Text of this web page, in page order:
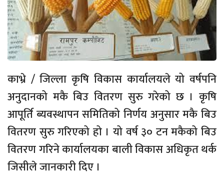
काभ्रे / जिल्ला कृषि विकास कार्यालयले यो वर्षपनि
अनुदानको मकै बिउ वितरण सुरु गरेको छ । कृषि
आपूर्ति ब्यवस्थापन समितिको निर्णय अनुसार मकै बिउ
वितरण सुरु गरिएको हो । यो वर्ष ३० टन मकैको बिउ
वितरण गरिने कार्यालयका बाली विकास अधिकृत थर्क
जिसीले जानकारी दिए ।